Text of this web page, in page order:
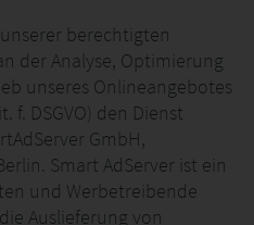
berechtigten
der Analyse, Optimierung
unseres Onlineangebotes
f. DSGVO) den Dienst
GmbH,
Smart AdServer ist ein
und Werbetreibende
Auslieferung von